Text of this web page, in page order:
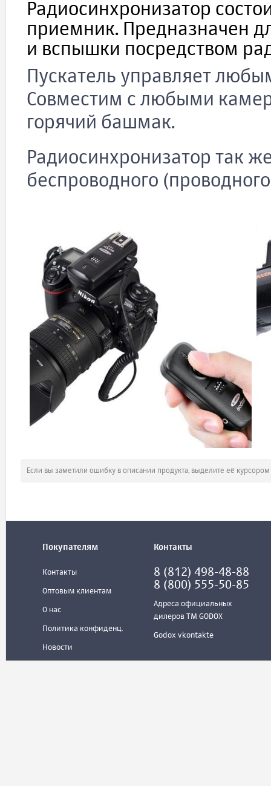
Радиосинхронизатор
приемник. Предназначен
и вспышки посредством
Пускатель управляет
Совместим с любыми
горячий башмак.
Радиосинхронизатор так
беспроводного
Если вы заметили ошибку в описании продукта, выделите её
Покупателям
Контакты
Оптовым клиентам
О нас
Политика конфиденц.
Новости
Контакты
8 (812) 498-48-88
8 (800) 555-50-85
Адреса официальных
дилеров ТМ GODOX
Godox vkontakte